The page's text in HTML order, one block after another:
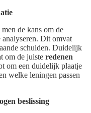
de kans om de
Dit omvat
schulden. Duidelijk
om de juiste redenen
om een duidelijk plaatje
welke leningen passen
beslissing